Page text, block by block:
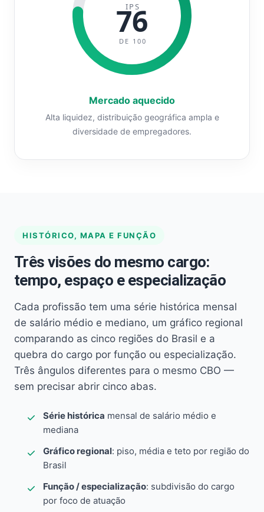
IPS
76
DE 100
Mercado aquecido
Alta liquidez, distribuição geográfica ampla e
diversidade de empregadores.
HISTÓRICO, MAPA E FUNÇÃO
Três visões do mesmo cargo:
tempo, espaço e especialização
Cada profissão tem uma série histórica mensal
de salário médio e mediano, um gráfico regional
comparando as cinco regiões do Brasil e a
quebra do cargo por função ou especialização.
Três ângulos diferentes para o mesmo CBO —
sem precisar abrir cinco abas.
Série histórica mensal de salário médio e
mediana
Gráfico regional: piso, média e teto por região do
Brasil
Função / especialização: subdivisão do cargo
por foco de atuação